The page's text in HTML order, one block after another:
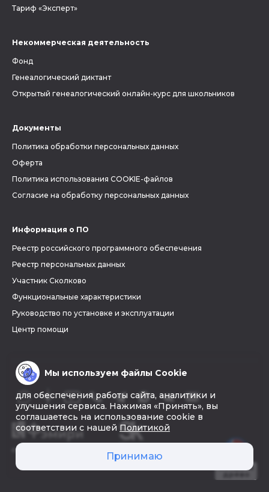
Тариф «Эксперт»
Некоммерческая деятельность
Фонд
Генеалогический диктант
Открытый генеалогический онлайн-курс для школьников
Документы
Политика обработки персональных данных
Оферта
Политика использования COOKIE-файлов
Согласие на обработку персональных данных
Информация о ПО
Реестр российского программного обеспечения
Реестр персональных данных
Участник Сколково
Функциональные характеристики
Руководство по установке и эксплуатации
Центр помощи
© 2026 «Фэмири»
Мы используем файлы Cookie
для обеспечения работы сайта, аналитики и
улучшения сервиса. Нажимая «Принять», вы
соглашаетесь на использование cookie в
соответствии с нашей Политикой
Принимаю
Создать